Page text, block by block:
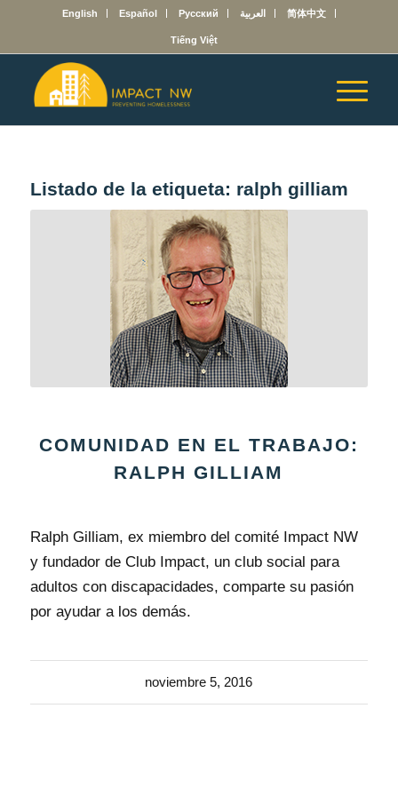
English Español Русский العربية 简体中文
Tiếng Việt
Listado de la etiqueta: ralph gilliam
COMUNIDAD EN EL TRABAJO:
RALPH GILLIAM
Ralph Gilliam, ex miembro del comité Impact NW
y fundador de Club Impact, un club social para
adultos con discapacidades, comparte su pasión
por ayudar a los demás.
noviembre 5, 2016